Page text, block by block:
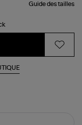
Guide des tailles